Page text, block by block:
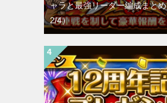
ャラと最強リーダー編成まと
2/4）